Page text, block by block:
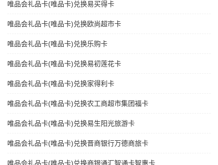
唯品会礼品卡(唯品卡)兑换易买得卡
唯品会礼品卡(唯品卡)兑换欧尚超市卡
唯品会礼品卡(唯品卡)兑换乐购卡
唯品会礼品卡(唯品卡)兑换易初莲花卡
唯品会礼品卡(唯品卡)兑换家得利卡
唯品会礼品卡(唯品卡)兑换农工商超市集团福卡
唯品会礼品卡(唯品卡)兑换易生阳光旅游卡
唯品会礼品卡(唯品卡)兑换晋商银行万德商旅卡
唯品会礼品卡(唯品卡)兑换商银通汇智通卡智惠卡